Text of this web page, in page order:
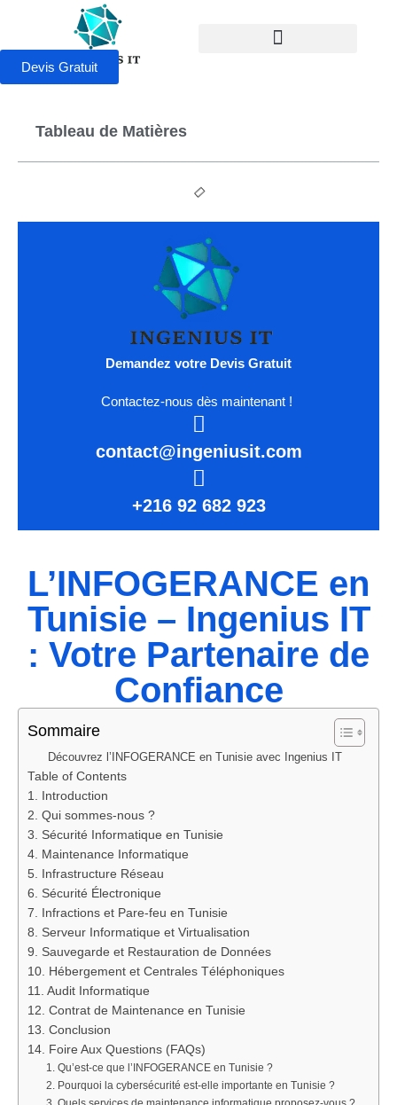
Devis Gratuit
Tableau de Matières
Demandez votre Devis Gratuit
Contactez-nous dès maintenant !
contact@ingeniusit.com
+216 92 682 923
L’INFOGERANCE en
Tunisie – Ingenius IT
: Votre Partenaire de
Confiance
Sommaire
Découvrez l’INFOGERANCE en Tunisie avec Ingenius IT
Table of Contents
1. Introduction
2. Qui sommes-nous ?
3. Sécurité Informatique en Tunisie
4. Maintenance Informatique
5. Infrastructure Réseau
6. Sécurité Électronique
7. Infractions et Pare-feu en Tunisie
8. Serveur Informatique et Virtualisation
9. Sauvegarde et Restauration de Données
10. Hébergement et Centrales Téléphoniques
11. Audit Informatique
12. Contrat de Maintenance en Tunisie
13. Conclusion
14. Foire Aux Questions (FAQs)
1. Qu’est-ce que l’INFOGERANCE en Tunisie ?
2. Pourquoi la cybersécurité est-elle importante en Tunisie ?